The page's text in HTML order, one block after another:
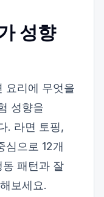
성향
요리에 무엇을
성향을
. 라면 토핑,
심으로 12개
패턴과 잘
보세요.